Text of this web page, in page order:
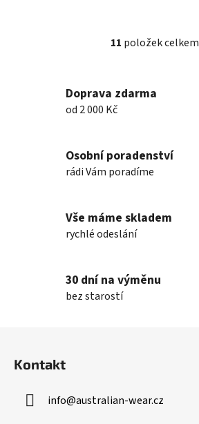
O
á
í
k
p
11 položek celkem
Doprava zdarma
od 2 000 Kč
Osobní poradenství
rádi Vám poradíme
Vše máme skladem
rychlé odeslání
30 dní na výměnu
bez starostí
Kontakt
info@australian-wear.cz